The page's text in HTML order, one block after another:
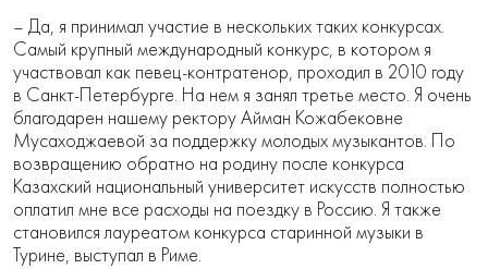
– Да, я принимал участие в нескольких таких конкурсах.
Самый крупный международный конкурс, в котором я
участвовал как певец-контратенор, проходил в 2010 году
в Санкт-Петербурге. На нем я занял третье место. Я очень
благодарен нашему ректору Айман Кожабековне
Мусаходжаевой за поддержку молодых музыкантов. По
возвращению обратно на родину после конкурса
Казахский национальный университет искусств полностью
оплатил мне все расходы на поездку в Россию. Я также
становился лауреатом конкурса старинной музыки в
Турине, выступал в Риме.